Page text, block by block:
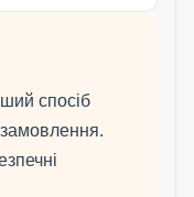
спосіб